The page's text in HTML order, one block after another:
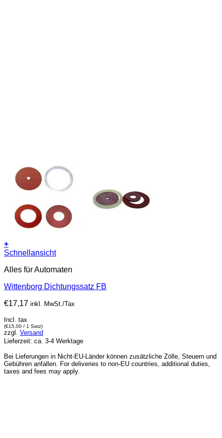
+
Schnellansicht
Alles für Automaten
Wittenborg Dichtungssatz FB
€17,17 inkl. MwSt./Tax
Incl. tax
(€15,00 / 1 Satz)
zzgl. Versand
Lieferzeit: ca. 3-4 Werktage
Bei Lieferungen in Nicht-EU-Länder können zusätzliche Zölle, Steuern und
Gebühren anfallen. For deliveries to non-EU countries, additional duties,
taxes and fees may apply.